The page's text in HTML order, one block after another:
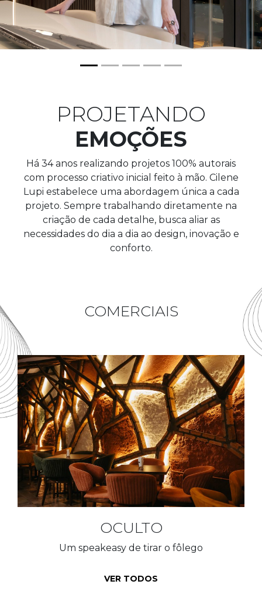
PROJETANDO
EMOÇÕES
Há 34 anos realizando projetos 100% autorais
com processo criativo inicial feito à mão. Cilene
Lupi estabelece uma abordagem única a cada
projeto. Sempre trabalhando diretamente na
criação de cada detalhe, busca aliar as
necessidades do dia a dia ao design, inovação e
conforto.
COMERCIAIS
OCULTO
Um speakeasy de tirar o fôlego
VER TODOS